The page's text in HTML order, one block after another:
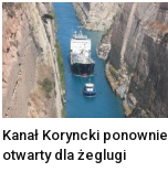
Kanał Koryncki ponownie
otwarty dla żeglugi